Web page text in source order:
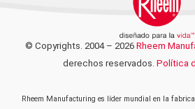
© Copyrights. 2004 – 2026 Rheem
derechos reservados. Política
Rheem Manufacturing es líder mundial en la